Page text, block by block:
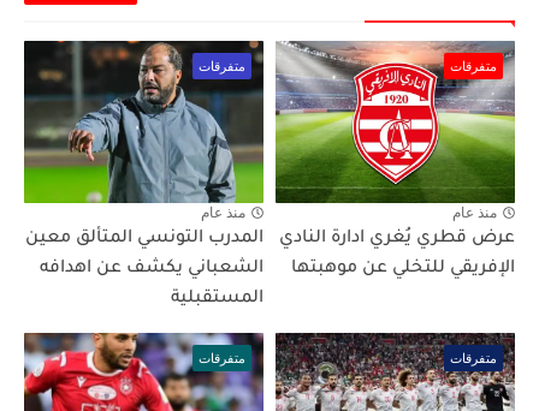
متفرقات
منذ عام
عرض قطري يُغري ادارة النادي
الإفريقي للتخلي عن موهبتها
متفرقات
منذ عام
المدرب التونسي المتألق معين
الشعباني يكشف عن اهدافه
المستقبلية
متفرقات متفرقات